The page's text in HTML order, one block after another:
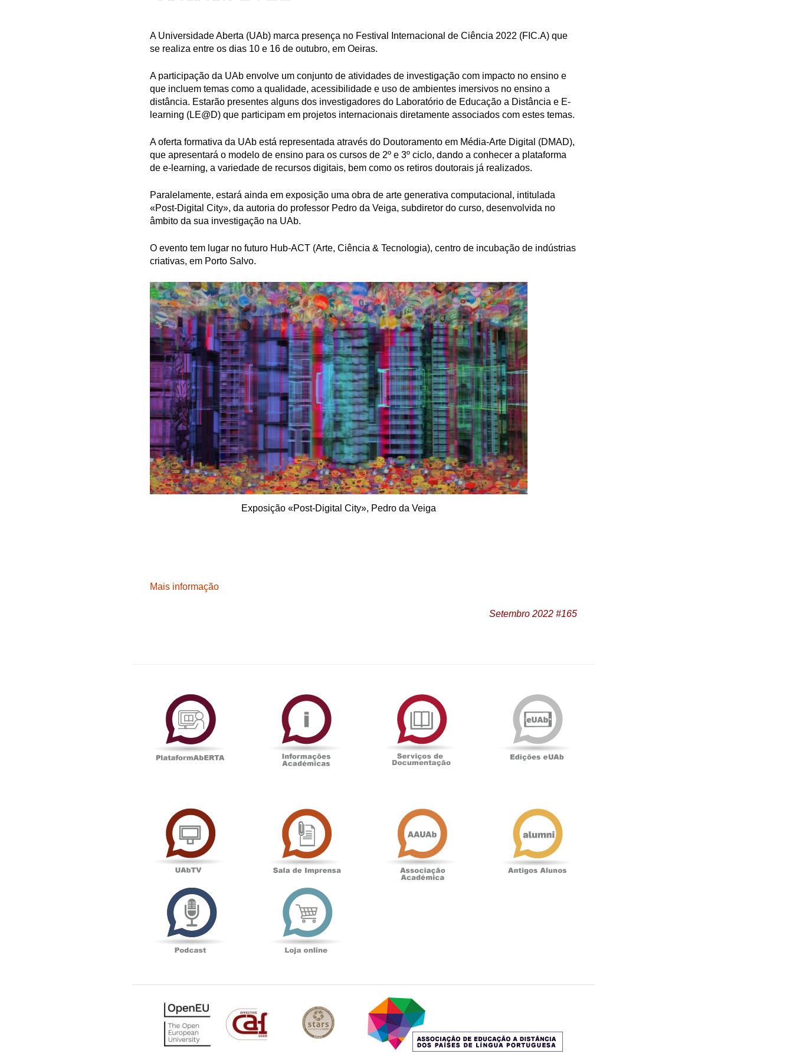
A Universidade Aberta (UAb) marca presença no Festival Internacional de Ciência 2022 (FIC.A) que
se realiza entre os dias 10 e 16 de outubro, em Oeiras.
A participação da UAb envolve um conjunto de atividades de investigação com impacto no ensino e
que incluem temas como a qualidade, acessibilidade e uso de ambientes imersivos no ensino a
distância. Estarão presentes alguns dos investigadores do Laboratório de Educação a Distância e E-
learning (LE@D) que participam em projetos internacionais diretamente associados com estes temas.
A oferta formativa da UAb está representada através do Doutoramento em Média-Arte Digital (DMAD),
que apresentará o modelo de ensino para os cursos de 2º e 3º ciclo, dando a conhecer a plataforma
de e-learning, a variedade de recursos digitais, bem como os retiros doutorais já realizados.
Paralelamente, estará ainda em exposição uma obra de arte generativa computacional, intitulada
«Post-Digital City», da autoria do professor Pedro da Veiga, subdiretor do curso, desenvolvida no
âmbito da sua investigação na UAb.
O evento tem lugar no futuro Hub-ACT (Arte, Ciência & Tecnologia), centro de incubação de indústrias
criativas, em Porto Salvo.
Exposição «Post-Digital City», Pedro da Veiga
Mais informação
Setembro 2022 #165
PlataformAberta
Académicas
Documentação